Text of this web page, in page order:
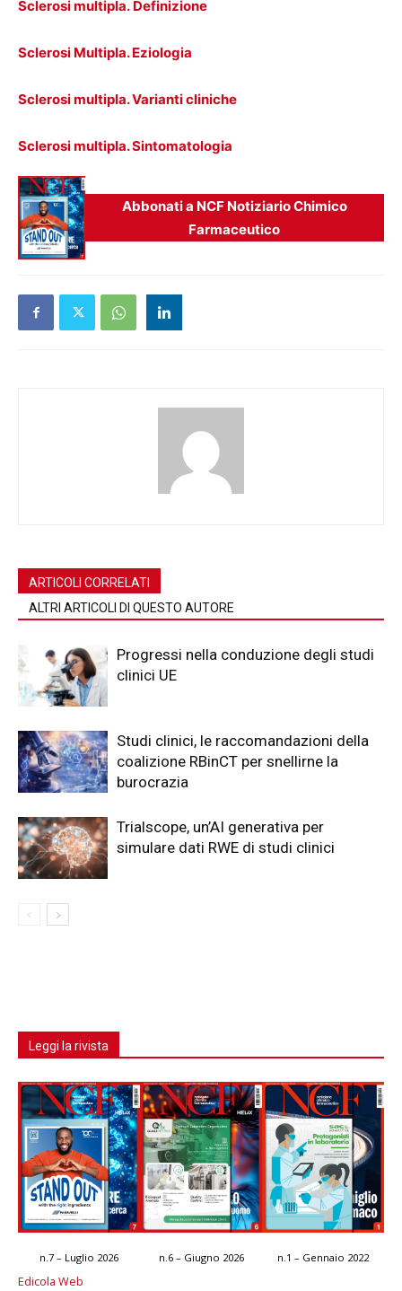
Sclerosi multipla. Definizione
Sclerosi Multipla. Eziologia
Sclerosi multipla. Varianti cliniche
Sclerosi multipla. Sintomatologia
Abbonati a NCF Notiziario Chimico
Farmaceutico
ARTICOLI CORRELATI
ALTRI ARTICOLI DI QUESTO AUTORE
Progressi nella conduzione degli studi
clinici UE
Studi clinici, le raccomandazioni della
coalizione RBinCT per snellirne la
burocrazia
Trialscope, un’AI generativa per
simulare dati RWE di studi clinici
Leggi la rivista
n.7 – Luglio 2026 n.6 – Giugno 2026 n.1 – Gennaio 2022
Edicola Web